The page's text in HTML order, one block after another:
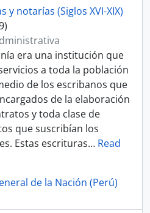
Ambrosio de
DE LA VEGA, Sebastián
Esteban y GASCÓN, Bartolomé
Esteban
GONZÁLES, Diego, GONZÁLES CONTRERAS, Pedro
Bartolomé de
XVII
XVIII
XIX
NOTARIALES DE ICA
COLECCIONES
y notarías (Siglos XVI-XIX)
era una institución que
a toda la población
de los escribanos que
de la elaboración
y toda clase de
que suscribían los
Estas escrituras… Read
de la Nación (Perú)